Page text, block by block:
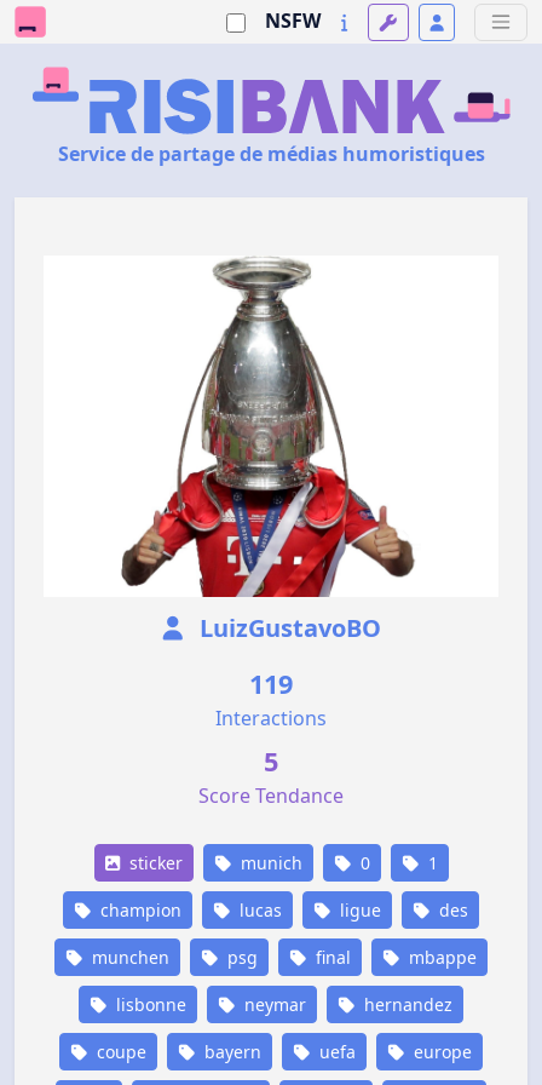
NSFW
Service de partage de médias humoristiques
LuizGustavoBO
119
Interactions
5
Score Tendance
sticker munich 0 1
champion lucas ligue des
munchen psg final mbappe
lisbonne neymar hernandez
coupe bayern uefa europe